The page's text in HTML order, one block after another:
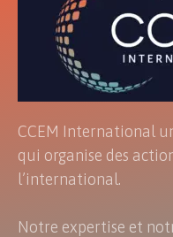
CCEM International
qui organise des
l’international.
Notre expertise et